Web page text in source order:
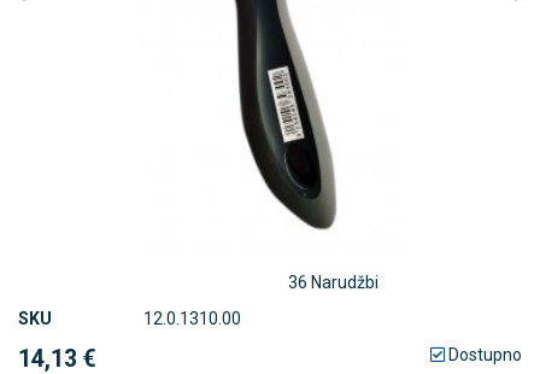
36 Narudžbi
SKU
12.0.1310.00
14,13 € Dostupno